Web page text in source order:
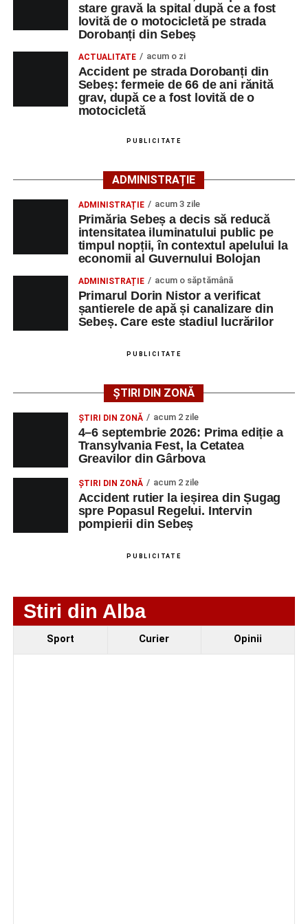
Accident pe strada Dorobanți din Sebeș: fermeie
de 66 de ani rănită grav, după ce a fost lovită de o
motocicletă
4–6 septembrie 2026: Prima ediție a Transylvania
Fest, la Cetatea Greavilor din Gârbova
Sebeș, cu o autospecială de stingere cu apă și spumă și
un echipaj de Terapie Intensivă Mobilă, pentru acordarea
primului ajutor medical și asigurarea măsurilor specifice.
Polițiștii s-au deplasat la fața locului pentru efectuarea
cercetărilor și stabilirea împrejurărilor exacte în care s-a
produs accidentul. De asemenea, aceștia acționează
66 ani, va fi transportată la UPU Alba Iulia”
Adaugă-ne ca sursă preferată
Urmărește-ne pe Google News
Ultimele știri din Sebeș
Femeie de 66 de ani, transportată în stare gravă la
strada Dorobanți din Sebeș
Accident pe strada Dorobanți din Sebeș: fermeie
de 66 de ani rănită grav, după ce a fost lovită de o
motocicletă
4–6 septembrie 2026: Prima ediție a Transylvania
Fest, la Cetatea Greavilor din Gârbova
stare gravă la spital după ce a fost
lovită de o motocicletă pe strada
Dorobanți din Sebeș
ACTUALITATE acum o zi
Accident pe strada Dorobanți din
Sebeș: fermeie de 66 de ani rănită
grav, după ce a fost lovită de o
motocicletă
PUBLICITATE
ADMINISTRAȚIE
ADMINISTRAȚIE acum 3 zile
Primăria Sebeș a decis să reducă
intensitatea iluminatului public pe
timpul nopții, în contextul apelului la
economii al Guvernului Bolojan
ADMINISTRAȚIE acum o săptămână
Primarul Dorin Nistor a verificat
șantierele de apă și canalizare din
Sebeș. Care este stadiul lucrărilor
PUBLICITATE
ȘTIRI DIN ZONĂ
ȘTIRI DIN ZONĂ acum 2 zile
4–6 septembrie 2026: Prima ediție a
Transylvania Fest, la Cetatea
Greavilor din Gârbova
ȘTIRI DIN ZONĂ acum 2 zile
Accident rutier la ieșirea din Șugag
spre Popasul Regelui. Intervin
pompierii din Sebeș
PUBLICITATE
Stiri din Alba
Sport Curier Opinii